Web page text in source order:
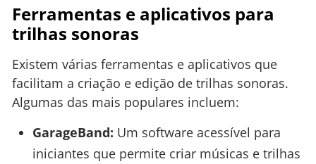
Ferramentas e aplicativos para
trilhas sonoras
Existem várias ferramentas e aplicativos que
facilitam a criação e edição de trilhas sonoras.
Algumas das mais populares incluem:
GarageBand: Um software acessível para
iniciantes que permite criar músicas e trilhas